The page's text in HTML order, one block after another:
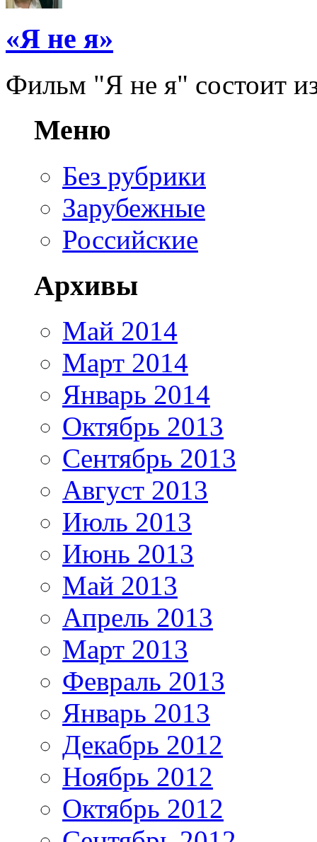
«Я не я»
Фильм "Я не я" состоит
Меню
Без рубрики
Зарубежные
Российские
Архивы
Май 2014
Март 2014
Январь 2014
Октябрь 2013
Сентябрь 2013
Август 2013
Июль 2013
Июнь 2013
Май 2013
Апрель 2013
Март 2013
Февраль 2013
Январь 2013
Декабрь 2012
Ноябрь 2012
Октябрь 2012